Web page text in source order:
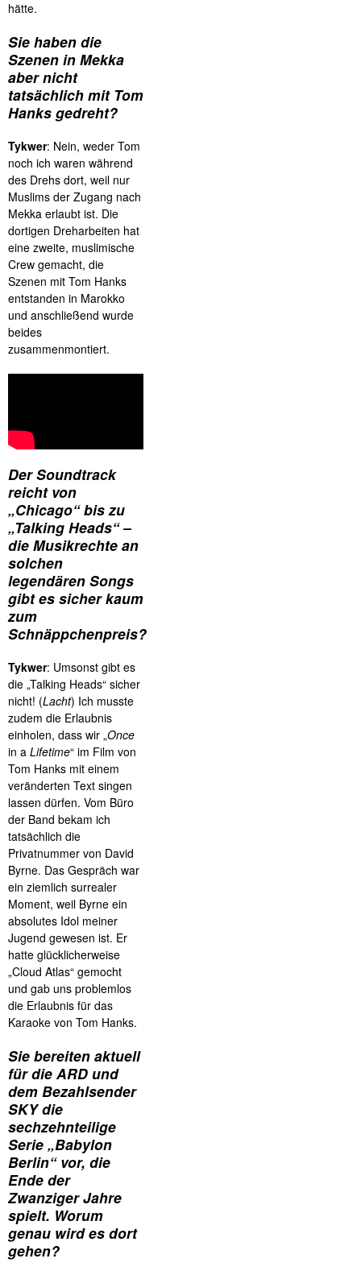
hätte.
Sie haben die
Szenen in Mekka
aber nicht
tatsächlich mit Tom
Hanks gedreht?
Tykwer: Nein, weder Tom
noch ich waren während
des Drehs dort, weil nur
Muslims der Zugang nach
Mekka erlaubt ist. Die
dortigen Dreharbeiten hat
eine zweite, muslimische
Crew gemacht, die
Szenen mit Tom Hanks
entstanden in Marokko
und anschließend wurde
beides
zusammenmontiert.
Der Soundtrack
reicht von
„Chicago“ bis zu
„Talking Heads“ –
die Musikrechte an
solchen
legendären Songs
gibt es sicher kaum
zum
Schnäppchenpreis?
Tykwer: Umsonst gibt es
die „Talking Heads“ sicher
nicht! (Lacht) Ich musste
zudem die Erlaubnis
einholen, dass wir „Once
in a Lifetime“ im Film von
Tom Hanks mit einem
veränderten Text singen
lassen dürfen. Vom Büro
der Band bekam ich
tatsächlich die
Privatnummer von David
Byrne. Das Gespräch war
ein ziemlich surrealer
Moment, weil Byrne ein
absolutes Idol meiner
Jugend gewesen ist. Er
hatte glücklicherweise
„Cloud Atlas“ gemocht
und gab uns problemlos
die Erlaubnis für das
Karaoke von Tom Hanks.
Sie bereiten aktuell
für die ARD und
dem Bezahlsender
SKY die
sechzehnteilige
Serie „Babylon
Berlin“ vor, die
Ende der
Zwanziger Jahre
spielt. Worum
genau wird es dort
gehen?